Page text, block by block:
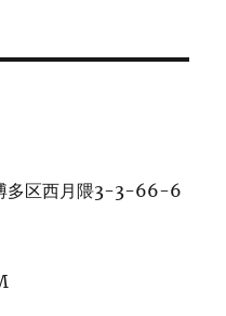
多区西月隈3-3-66-6